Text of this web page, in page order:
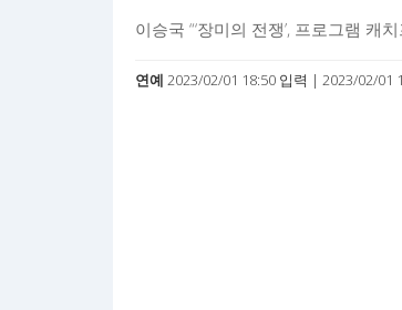
이승국 “‘장미의 전쟁’, 프로그램 캐
연예 2023/02/01 18:50 입력 | 2023/02/01